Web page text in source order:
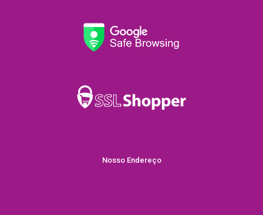
Nosso Endereço